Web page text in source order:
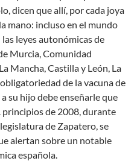
dicen que allí, por cada joya
mano: incluso en el mundo
las leyes autonómicas de
Murcia, Comunidad
Mancha, Castilla y León, La
de la vacuna de
su hijo debe enseñarle que
de 2008, durante
de Zapatero, se
alertan sobre un notable
española.